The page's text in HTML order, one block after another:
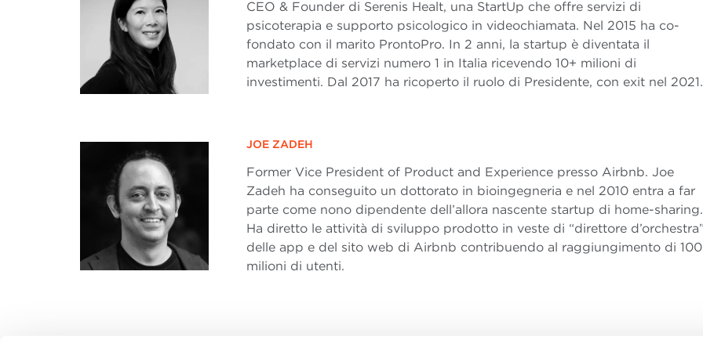
CEO & Founder di Serenis Healt, una StartUp che offre servizi di
psicoterapia e supporto psicologico in videochiamata. Nel 2015 ha co-
fondato con il marito ProntoPro. In 2 anni, la startup è diventata il
marketplace di servizi numero 1 in Italia ricevendo 10+ milioni di
investimenti. Dal 2017 ha ricoperto il ruolo di Presidente, con exit nel 2021.
JOE ZADEH
Former Vice President of Product and Experience presso Airbnb. Joe
Zadeh ha conseguito un dottorato in bioingegneria e nel 2010 entra a far
parte come nono dipendente dell’allora nascente startup di home-sharing.
Ha diretto le attività di sviluppo prodotto in veste di “direttore
delle app e del sito web di Airbnb contribuendo al raggiungimento di 100
milioni di utenti.